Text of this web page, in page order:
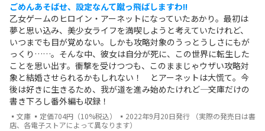
ごめんあそばせ、設定なんて蹴っ飛ばしますわ!!
乙女ゲームのヒロイン・アーネットになっていたあかり。最初は
夢と思い込み、美少女ライフを満喫しようと考えていたけれど、
いつまでも目が覚めない。しかも攻略対象のうっとうしさにもが
っくり……。そんな中、彼女は自分が死に、この世界に転生した
ことを思い出す。衝撃を受けつつも、このままじゃウザい攻略対
象と結婚させられるかもしれない！ とアーネットは大慌て。今
後は好きに生きるため、我が道を進み始めたけれど―― 文庫だけの
書き下ろし番外編も収録！
▪文庫 ▪定価704円（10%税込） ▪2022年9月20日発行 （実際の発売日は書
店、各電子ストアによって異なります）